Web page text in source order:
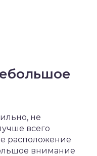
не
всего
расположение
внимание